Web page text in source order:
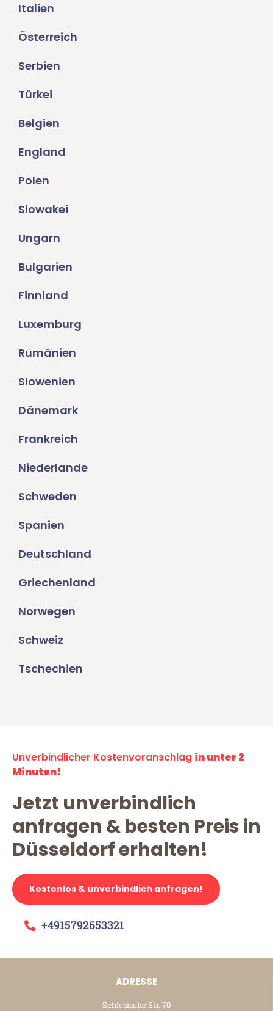
Italien
Österreich
Serbien
Türkei
Belgien
England
Polen
Slowakei
Ungarn
Bulgarien
Finnland
Luxemburg
Rumänien
Slowenien
Dänemark
Frankreich
Niederlande
Schweden
Spanien
Deutschland
Griechenland
Norwegen
Schweiz
Tschechien
Unverbindlicher Kostenvoranschlag in unter 2
Minuten!
Jetzt unverbindlich
anfragen & besten Preis in
Düsseldorf erhalten!
Kostenlos & unverbindlich anfragen!
+4915792653321
ADRESSE
Schlesische Str. 70